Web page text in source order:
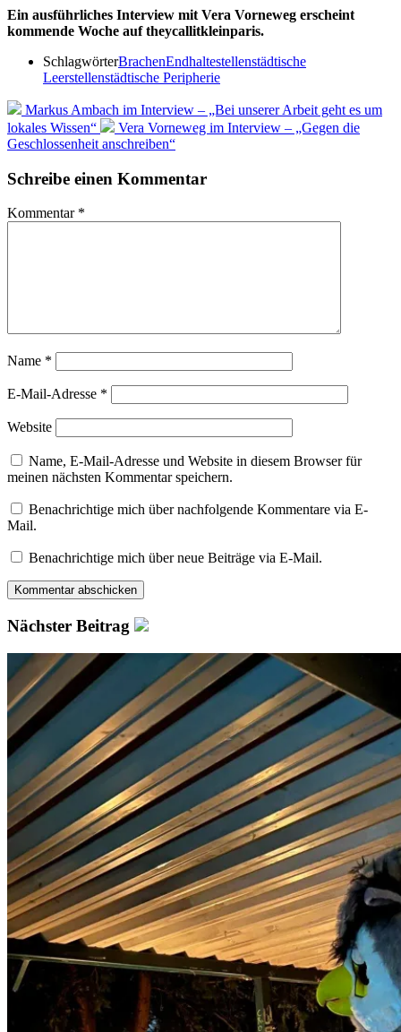
Ein ausführliches Interview mit Vera Vorneweg erscheint
kommende Woche auf theycallitkleinparis.
SchlagwörterBrachenEndhaltestellenstädtische
Leerstellenstädtische Peripherie
Markus Ambach im Interview – „Bei unserer Arbeit geht es um
lokales Wissen“
Vera Vorneweg im Interview – „Gegen die
Geschlossenheit anschreiben“
Schreibe einen Kommentar
Kommentar *
Name *
E-Mail-Adresse *
Website
Name, E-Mail-Adresse und Website in diesem Browser für
meinen nächsten Kommentar speichern.
Benachrichtige mich über nachfolgende Kommentare via E-
Mail.
Benachrichtige mich über neue Beiträge via E-Mail.
Nächster Beitrag